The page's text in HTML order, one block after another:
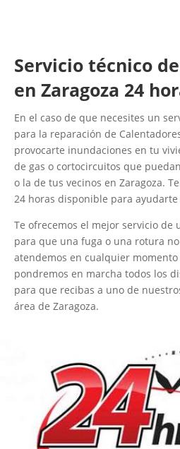
Servicio técnico
en Zaragoza 24
En el caso de que necesites un
para la reparación de
provocarte inundaciones en tu
de gas o cortocircuitos que
o la de tus vecinos en Zaragoza.
24 horas disponible para ayudarte
Te ofrecemos el mejor servicio de
para que una fuga o una rotura
atendemos en cualquier
pondremos en marcha todos los
para que recibas a uno de
área de Zaragoza.